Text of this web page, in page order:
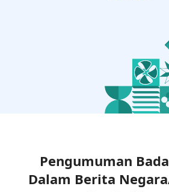
Pengumuman
Dalam Berita